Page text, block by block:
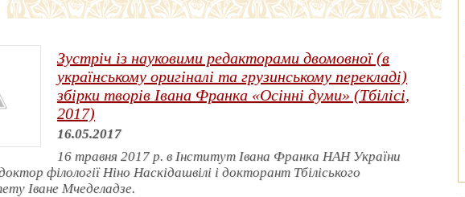
Зустріч із науковими редакторами двомовної (в
українському оригіналі та грузинському перекладі)
збірки творів Івана Франка «Осінні думи» (Тбілісі,
2017)
16.05.2017
16 травня 2017 р. в Інститут Івана Франка НАН України
філології Ніно Наскідашвілі і докторант Тбіліського
Іване Мчеделадзе.